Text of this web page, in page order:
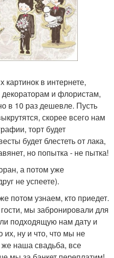
в интернете,
и флористам,
в 10 раз дешевле. Пусть
скорее всего нам
торт будет
будет блестеть от лака,
но попытка - не пытка!
а потом уже
не успеете).
потом узнаем, кто приедет.
мы забронировали для
подходящую нам дату и
их, ну и что, что мы не
наша свадьба, все